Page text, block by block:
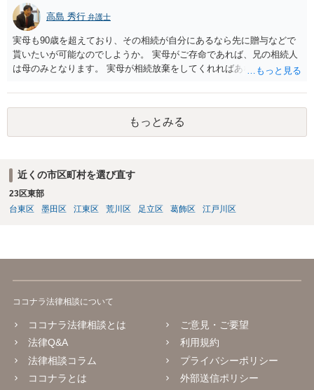
高島 秀行 弁護士
実母も90歳を超えており、その相続が自分にあるなら先に贈与などで
貰いたいが可能なのでしようか。 実母がご存命であれば、兄の相続人
は母のみとなります。 実母が相続放棄をしてくれればあなた方兄弟及
ないと思います。
もっとみる
近くの市区町村を選び直す
23区東部
台東区
墨田区 江東区 荒川区 足立区 葛飾区 江戸川区
ココナラ法律相談について
ココナラ法律相談とは
法律Q&A
法律相談コラム
ココナラとは
ご意見・ご要望
利用規約
プライバシーポリシー
外部送信ポリシー